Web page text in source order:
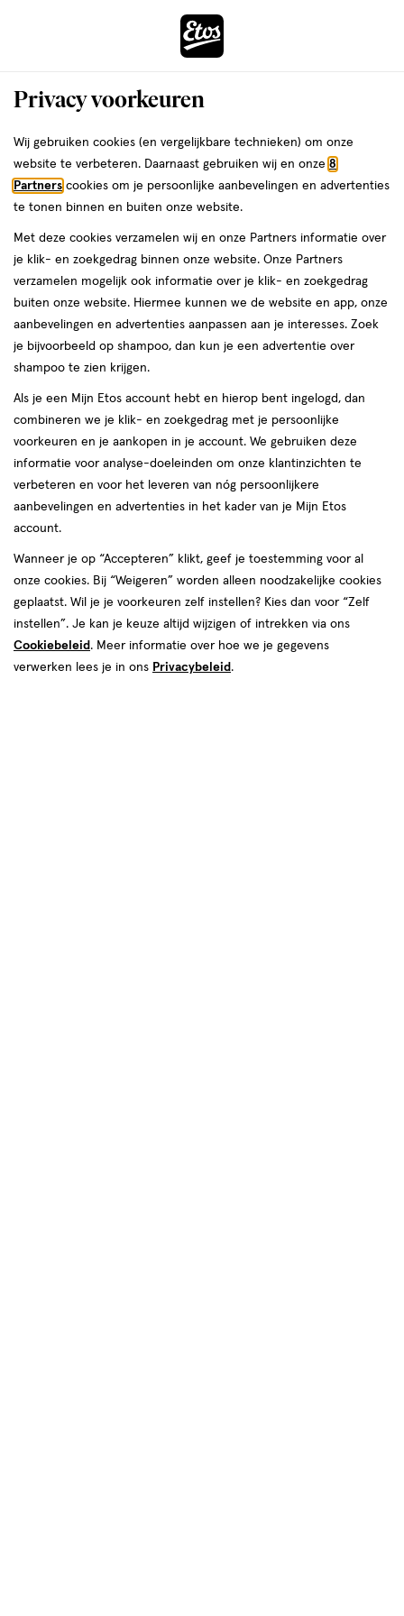
content
naar
de
zoekbalk
ga
footer
Voor 22:00 uur besteld, maandag in huis
Zoeken
Interactie
dit
veld
een
volledig
venster
met
geavanceerde
zoekopties
›
Weleda
Zóóómerdeals bij Etos! Shop nu
Je
bent
hier:
Bewegen
Verzwikte of verstuikte
enkel: gaat het vanzelf
over?
Etos
Laatste update
20 januari 2025
Je gaat door je enkel en au, wat een pijn! Je
hebt je enkel verzwikt. Een ongeluk zit nu
eenmaal in een klein hoekje. Gelukkig is een
verzwikking niet ernstig, maar deze vereist wel
tijd om te herstellen. Wil je weten hoe je je
enkel goed kan ondersteunen? Lees dan
verder!
Privacy voorkeuren
Wij gebruiken cookies (en vergelijkbare technieken) om onze
website te verbeteren. Daarnaast gebruiken wij en onze 8
Partners cookies om je persoonlijke aanbevelingen en advertenties
te tonen binnen en buiten onze website.
Met deze cookies verzamelen wij en onze Partners informatie over
je klik- en zoekgedrag binnen onze website. Onze Partners
verzamelen mogelijk ook informatie over je klik- en zoekgedrag
buiten onze website. Hiermee kunnen we de website en app, onze
aanbevelingen en advertenties aanpassen aan je interesses. Zoek
je bijvoorbeeld op shampoo, dan kun je een advertentie over
shampoo te zien krijgen.
Als je een Mijn Etos account hebt en hierop bent ingelogd, dan
combineren we je klik- en zoekgedrag met je persoonlijke
voorkeuren en je aankopen in je account. We gebruiken deze
informatie voor analyse-doeleinden om onze klantinzichten te
verbeteren en voor het leveren van nóg persoonlijkere
aanbevelingen en advertenties in het kader van je Mijn Etos
account.
Wanneer je op “Accepteren” klikt, geef je toestemming voor al
onze cookies. Bij “Weigeren” worden alleen noodzakelijke cookies
geplaatst. Wil je je voorkeuren zelf instellen? Kies dan voor “Zelf
instellen”. Je kan je keuze altijd wijzigen of intrekken via ons
Cookiebeleid . Meer informatie over hoe we je gegevens
verwerken lees je in ons Privacybeleid .